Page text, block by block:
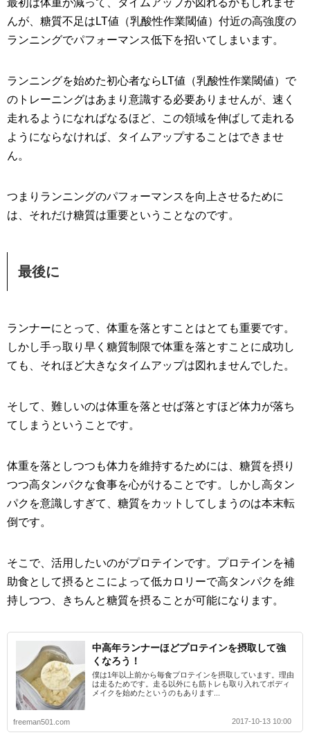
最初は体重が減って、タイムアップが図れるかもしれませ
んが、糖質不足はLT値（乳酸性作業閾値）付近の高強度の
ランニングでパフォーマンス低下を招いてしまいます。
ランニングを始めた初心者ならLT値（乳酸性作業閾値）で
のトレーニングはあまり意識する必要ありませんが、速く
走れるようになればなるほど、この領域を伸ばして走れる
ようにならなければ、タイムアップすることはできませ
ん。
つまりランニングのパフォーマンスを向上させるために
は、それだけ糖質は重要ということなのです。
最後に
ランナーにとって、体重を落とすことはとても重要です。
しかし手っ取り早く糖質制限で体重を落とすことに成功し
ても、それほど大きなタイムアップは図れませんでした。
そして、難しいのは体重を落とせば落とすほど体力が落ち
てしまうということです。
体重を落としつつも体力を維持するためには、糖質を摂り
つつ高タンパクな食事を心がけることです。しかし高タン
パクを意識しすぎて、糖質をカットしてしまうのは本末転
倒です。
そこで、活用したいのがプロテインです。プロテインを補
助食として摂るとこによって低カロリーで高タンパクを維
持しつつ、きちんと糖質を摂ることが可能になります。
中高年ランナーほどプロテインを摂取して強
くなろう！
僕は1年以上前から毎食プロテインを摂取しています。理由
は走るためです。走る以外にも筋トレも取り入れてボディ
メイクを始めたというのもあります...
freeman501.com 2017-10-13 10:00